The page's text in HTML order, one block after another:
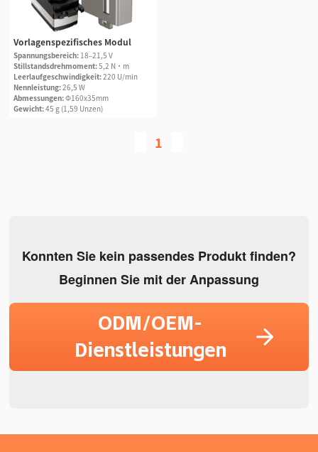
Vorlagenspezifisches Modul
Spannungsbereich: 18–21,5 V
Stillstandsdrehmoment:5,2 N·m
Leerlaufgeschwindigkeit:220 U/min
Nennleistung:26,5 W
Abmessungen:Φ160x35mm
Gewicht:45 g (1,59 Unzen)
1
Konnten Sie kein passendes Produkt finden?
Beginnen Sie mit der Anpassung
ODM/OEM-
Dienstleistungen